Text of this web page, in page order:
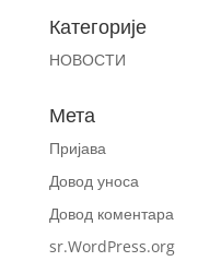
Категорије
НОВОСТИ
Мета
Пријава
Довод уноса
Довод коментара
sr.WordPress.org